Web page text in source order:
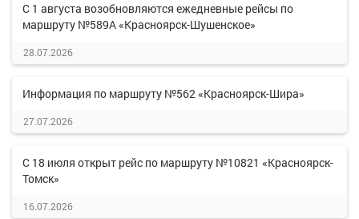
С 1 августа возобновляются ежедневные рейсы по
маршруту №589А «Красноярск-Шушенское»
28.07.2026
Информация по маршруту №562 «Красноярск-Шира»
27.07.2026
С 18 июля открыт рейс по маршруту №10821 «Красноярск-
Томск»
16.07.2026